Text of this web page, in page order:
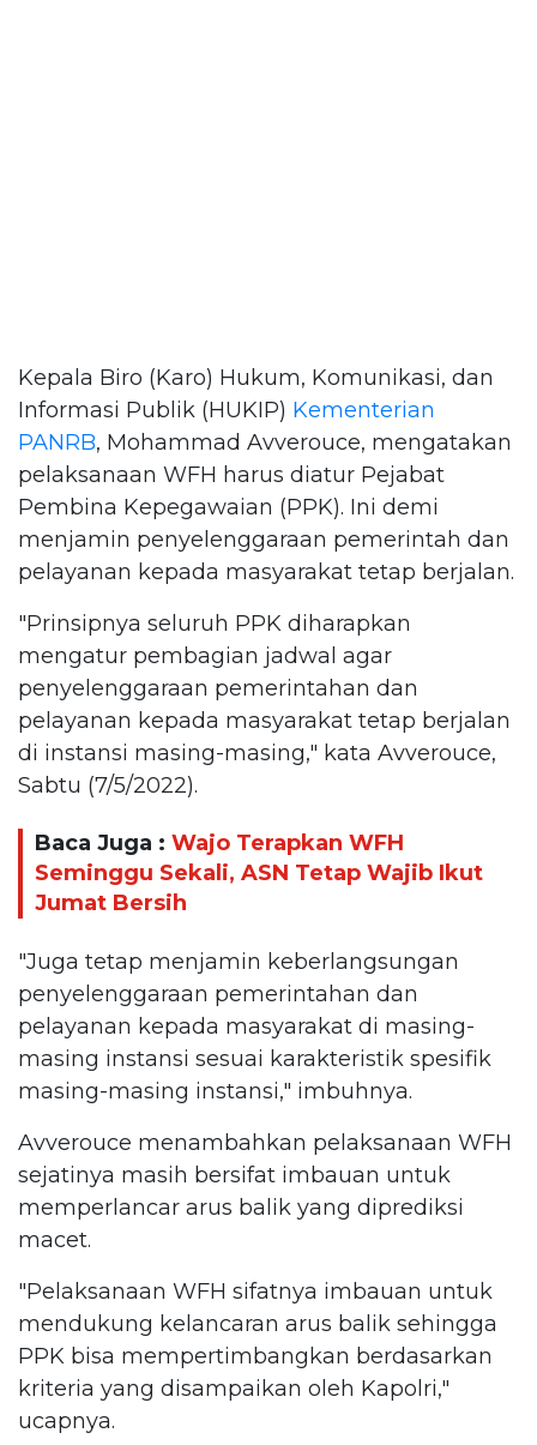
Kepala Biro (Karo) Hukum, Komunikasi, dan
Informasi Publik (HUKIP) Kementerian
PANRB, Mohammad Avverouce, mengatakan
pelaksanaan WFH harus diatur Pejabat
Pembina Kepegawaian (PPK). Ini demi
menjamin penyelenggaraan pemerintah dan
pelayanan kepada masyarakat tetap berjalan.
"Prinsipnya seluruh PPK diharapkan
mengatur pembagian jadwal agar
penyelenggaraan pemerintahan dan
pelayanan kepada masyarakat tetap berjalan
di instansi masing-masing," kata Avverouce,
Sabtu (7/5/2022).
Baca Juga : Wajo Terapkan WFH
Seminggu Sekali, ASN Tetap Wajib Ikut
Jumat Bersih
"Juga tetap menjamin keberlangsungan
penyelenggaraan pemerintahan dan
pelayanan kepada masyarakat di masing-
masing instansi sesuai karakteristik spesifik
masing-masing instansi," imbuhnya.
Avverouce menambahkan pelaksanaan WFH
sejatinya masih bersifat imbauan untuk
memperlancar arus balik yang diprediksi
macet.
"Pelaksanaan WFH sifatnya imbauan untuk
mendukung kelancaran arus balik sehingga
PPK bisa mempertimbangkan berdasarkan
kriteria yang disampaikan oleh Kapolri,"
ucapnya.